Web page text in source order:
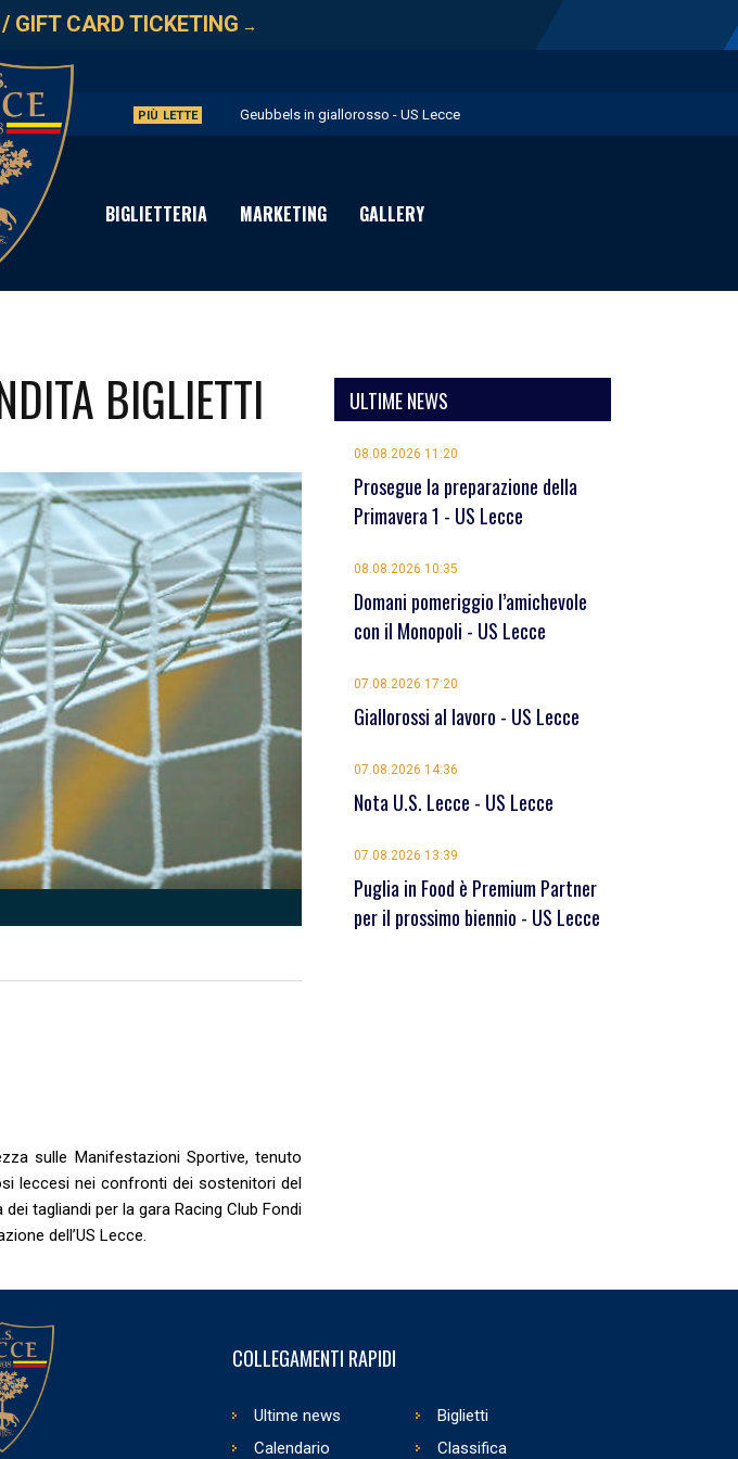
/ GIFT CARD TICKETING →
PIÙ LETTE Geubbels in giallorosso - US Lecce
Aratravel è Premium Partner per la stagione 2026/27 - US Lecce
Primavera 1: Flies in giallorosso - US Lecce
BIGLIETTERIA MARKETING GALLERY
BIGLIETTI
sulle Manifestazioni Sportive, tenuto
leccesi nei confronti dei sostenitori del
tagliandi per la gara Racing Club Fondi
dell’US Lecce.
ULTIME NEWS
08.08.2026 11:20
Prosegue la preparazione della
Primavera 1 - US Lecce
08.08.2026 10:35
Domani pomeriggio l’amichevole
con il Monopoli - US Lecce
07.08.2026 17:20
Giallorossi al lavoro - US Lecce
07.08.2026 14:36
Nota U.S. Lecce - US Lecce
07.08.2026 13:39
Puglia in Food è Premium Partner
per il prossimo biennio - US Lecce
COLLEGAMENTI RAPIDI
Ultime news
Biglietti
Calendario
Classifica